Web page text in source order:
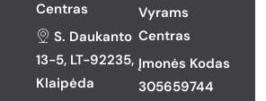
Centras
S. Daukanto
13-5, LT-92235,
Klaipėda
Vyrams
Centras
Įmonės Kodas
305659744